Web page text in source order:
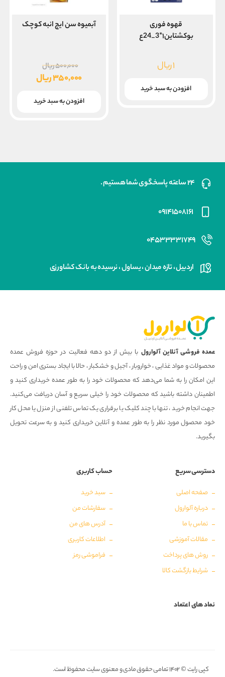
قهوه فوری
بوکشتاین۱*3_24ع
۱ریال
افزودن به سبد خرید
آبمیوه سن ایچ انبه کوچک
۵۰۰,۰۰۰ریال
اصلی
بود.
۳۵۰,۰۰۰ریال
فعلی
افزودن به سبد خرید
۲۴ ساعته پاسخگوی شما هستیم .
۰۹۱۴۱۵۰۸۱۶۱
۰۴۵۳۳۳۳۱۷۴۹
اردبیل ، تازه میدان ، یساول ، نرسیده به بانک کشاورزی
عمده فروشی آنلاین آلوارول با بیش از دو دهه فعالیت در حوزه فروش عمده
محصولات و مواد غذایی ، خواروبار ، آجیل و خشکبار ، حالا با ایجاد بستری امن و راحت
این امکان را به شما می‌دهد که محصولات خود را به طور عمده خریداری کنید و
اطمینان داشته باشید که محصولات خود را خیلی سریع و آسان دریافت می‌کنید.
جهت انجام خرید ، تنها با چند کلیک یا برقراری یک تماس تلفنی از منزل یا محل کار
خود محصول مورد نظر را به طور عمده و آنلاین خریداری کنید و به سرعت تحویل
بگیرید.
دسترسی سریع
صفحه اصلی
درباره آلوارول
تماس با ما
مقالات آموزشی
روش های پرداخت
شرایط بازگشت کالا
حساب کاربری
سبد خرید
سفارشات من
آدرس های من
اطلاعات کاربری
فراموشی رمز
نماد های اعتماد
کپی رایت © ۱۴۰۲ تمامی حقوق مادی و معنوی سایت محفوظ است.